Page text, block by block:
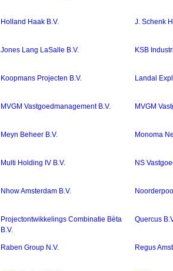
Holland Haak B.V. J. Schenk
Jones Lang LaSalle B.V. KSB
Koopmans Projecten B.V. Landal
MVGM Vastgoedmanagement B.V. MVGM
Meyn Beheer B.V. Monoma
Multi Holding IV B.V. NS
Nhow Amsterdam B.V.
Projectontwikkelings Combinatie Bèta
B.V.
Quercus
Raben Group N.V. Regus